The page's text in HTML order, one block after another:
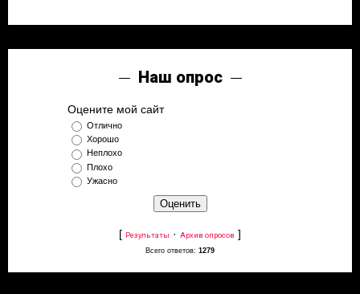
Наш опрос
Оцените мой сайт
Отлично
Хорошо
Неплохо
Плохо
Ужасно
[ Результаты · Архив опросов ]
Всего ответов: 1279